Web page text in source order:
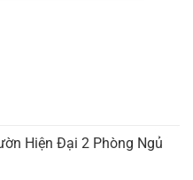
Hiện Đại 2 Phòng Ngủ